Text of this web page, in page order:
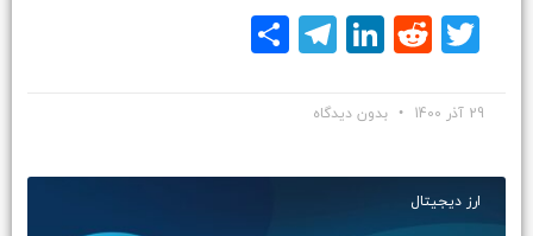
Twitter
Reddit
LinkedIn
Telegram
29 آذر 1400 بدون دیدگاه
ارز دیجیتال